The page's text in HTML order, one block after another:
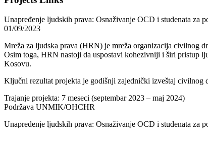
Unapređenje ljudskih prava: Osnaživanje OCD i studenata za
01/09/2023
Mreža za ljudska prava (HRN) je mreža organizacija civilnog
Osim toga, HRN nastoji da uspostavi kohezivniji i širi pristup
Kosovu.
Ključni rezultat projekta je godišnji zajednički izveštaj civilnog
Trajanje projekta: 7 meseci (septembar 2023 – maj 2024)
Podržava UNMIK/OHCHR
Unapređenje ljudskih prava: Osnaživanje OCD i studenata za